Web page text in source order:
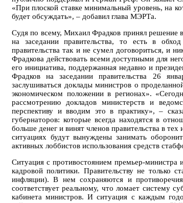
«При плоской ставке минимальный уровень, на
будет обсуждать», – добавил глава МЭРТa.
Судя по всему, Михаил Фрадков принял решение
на заседании правительства, то есть в
правительства так и не сумел договориться, и
Фрадкова действовать всеми доступными для
его инициатива, поддержанная недавно и
Фрадков на заседании правительства 26
заслушиваться доклады министров о
экономическом положении в регионах».
рассмотрению докладов министерств и
перспективу и вводим это в практику», –
губернаторов: которые всегда находятся в
больше денег и винят членов правительства в
ситуациях будут вынуждены занимать
активных лоббистов использования средств
Ситуация с противостоянием премьер-министра
кадровой политики. Правительству не только
инфляции). В нем сохраняются и
соответствует реальному, что ломает систему
кабинета министров. И ситуация с каждым